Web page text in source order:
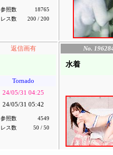
参照数
18765
レス数
200 / 200
返信画有
Tornado
24/05/31 04:25
24/05/31 05:42
参照数
4549
レス数
50 / 50
No.
水着